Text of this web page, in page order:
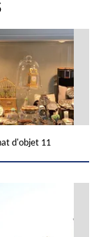
d'objet 11